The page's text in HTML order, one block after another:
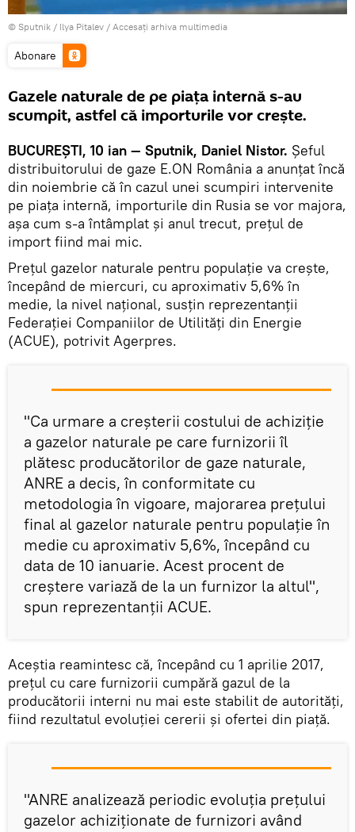
© Sputnik / Ilya Pitalev / Accesați arhiva multimedia
Abonare
Gazele naturale de pe piața internă s-au
scumpit, astfel că importurile vor crește.
BUCUREȘTI, 10 ian — Sputnik, Daniel Nistor. Șeful
distribuitorului de gaze E.ON România a anunțat încă
din noiembrie că în cazul unei scumpiri intervenite
pe piața internă, importurile din Rusia se vor majora,
așa cum s-a întâmplat și anul trecut, prețul de
import fiind mai mic.
Preţul gazelor naturale pentru populaţie va creşte,
începând de miercuri, cu aproximativ 5,6% în
medie, la nivel naţional, susţin reprezentanţii
Federaţiei Companiilor de Utilităţi din Energie
(ACUE), potrivit Agerpres.
"Ca urmare a creşterii costului de achiziţie
a gazelor naturale pe care furnizorii îl
plătesc producătorilor de gaze naturale,
ANRE a decis, în conformitate cu
metodologia în vigoare, majorarea preţului
final al gazelor naturale pentru populaţie în
medie cu aproximativ 5,6%, începând cu
data de 10 ianuarie. Acest procent de
creştere variază de la un furnizor la altul",
spun reprezentanţii ACUE.
Aceştia reamintesc că, începând cu 1 aprilie 2017,
preţul cu care furnizorii cumpără gazul de la
producătorii interni nu mai este stabilit de autorităţi,
fiind rezultatul evoluţiei cererii şi ofertei din piaţă.
"ANRE analizează periodic evoluţia preţului
gazelor achiziţionate de furnizori având